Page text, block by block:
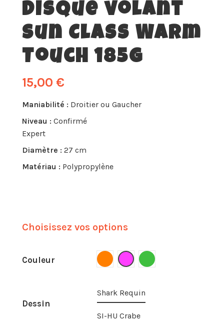
Disque volant
Sun Class Warm
Touch 185g
15,00 €
Maniabilité : Droitier ou Gaucher
Niveau : Confirmé
Expert
Diamètre : 27 cm
Matériau : Polypropylène
Choisissez vos options
Couleur Orange Rose Vert
Dessin
Shark Requin
SI-HU Crabe